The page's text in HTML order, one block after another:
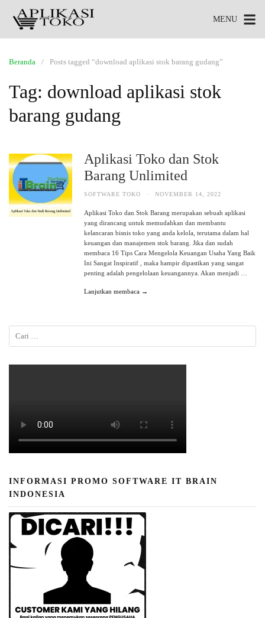
MENU
Beranda Posts tagged “download aplikasi stok barang gudang”
Tag: download aplikasi stok
barang gudang
Aplikasi Toko dan Stok
Barang Unlimited
SOFTWARE TOKO · NOVEMBER 14, 2022
Aplikasi Toko dan Stok Barang merupakan sebuah aplikasi
yang dirancang untuk memudahkan dan membantu
kelancaran bisnis toko yang anda kelola, terutama dalam hal
keuangan dan manajemen stok barang. Jika dan sudah
membaca 16 Tips Cara Mengelola Keuangan Usaha Yang Baik
Ini Sangat Inspiratif , maka hampir dipastikan yang sangat
penting adalah pengelolaan keuangannya. Akan menjadi …
Lanjutkan membaca →
INFORMASI PROMO SOFTWARE IT BRAIN
INDONESIA